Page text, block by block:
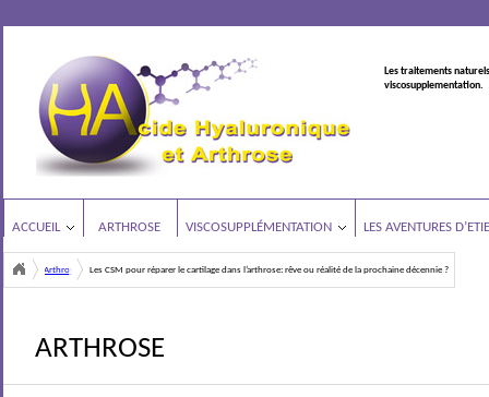
Les traitements
viscosupplementation.
ACCUEIL ARTHROSE VISCOSUPPLÉMENTATION LES AVENTURES
Arthrose Les CSM pour réparer le cartilage dans l’arthrose: rêve ou réalité de la prochaine décennie ?
ARTHROSE